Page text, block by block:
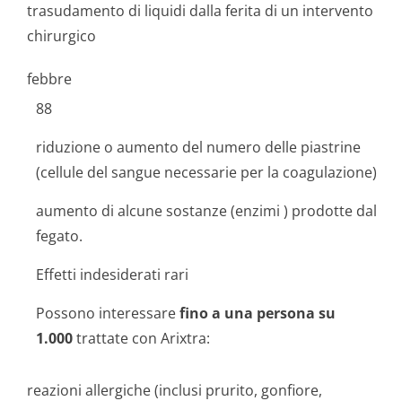
trasudamento di liquidi dalla ferita di un intervento
chirurgico
febbre
88
riduzione o aumento del numero delle piastrine
(cellule del sangue necessarie per la coagulazione)
aumento di alcune sostanze (enzimi ) prodotte dal
fegato.
Effetti indesiderati rari
Possono interessarefino a una persona su
1.000trattate con Arixtra:
reazioni allergiche (inclusi prurito, gonfiore,